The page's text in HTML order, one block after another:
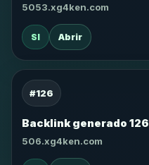
5053.xg4ken.com
SI Abrir
#126
Backlink generado 126
506.xg4ken.com